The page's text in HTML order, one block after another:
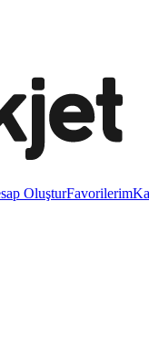
OluşturFavorilerim